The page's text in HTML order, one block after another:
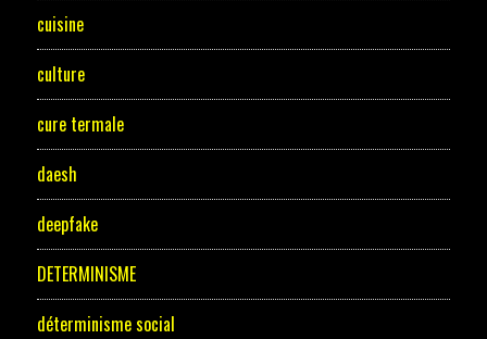
cuisine
culture
cure termale
daesh
deepfake
DETERMINISME
déterminisme social